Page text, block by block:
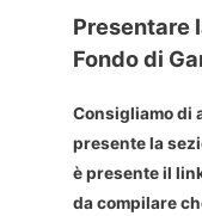
Presentare
Fondo di
Consigliamo di
presente la
è presente il
da compilare